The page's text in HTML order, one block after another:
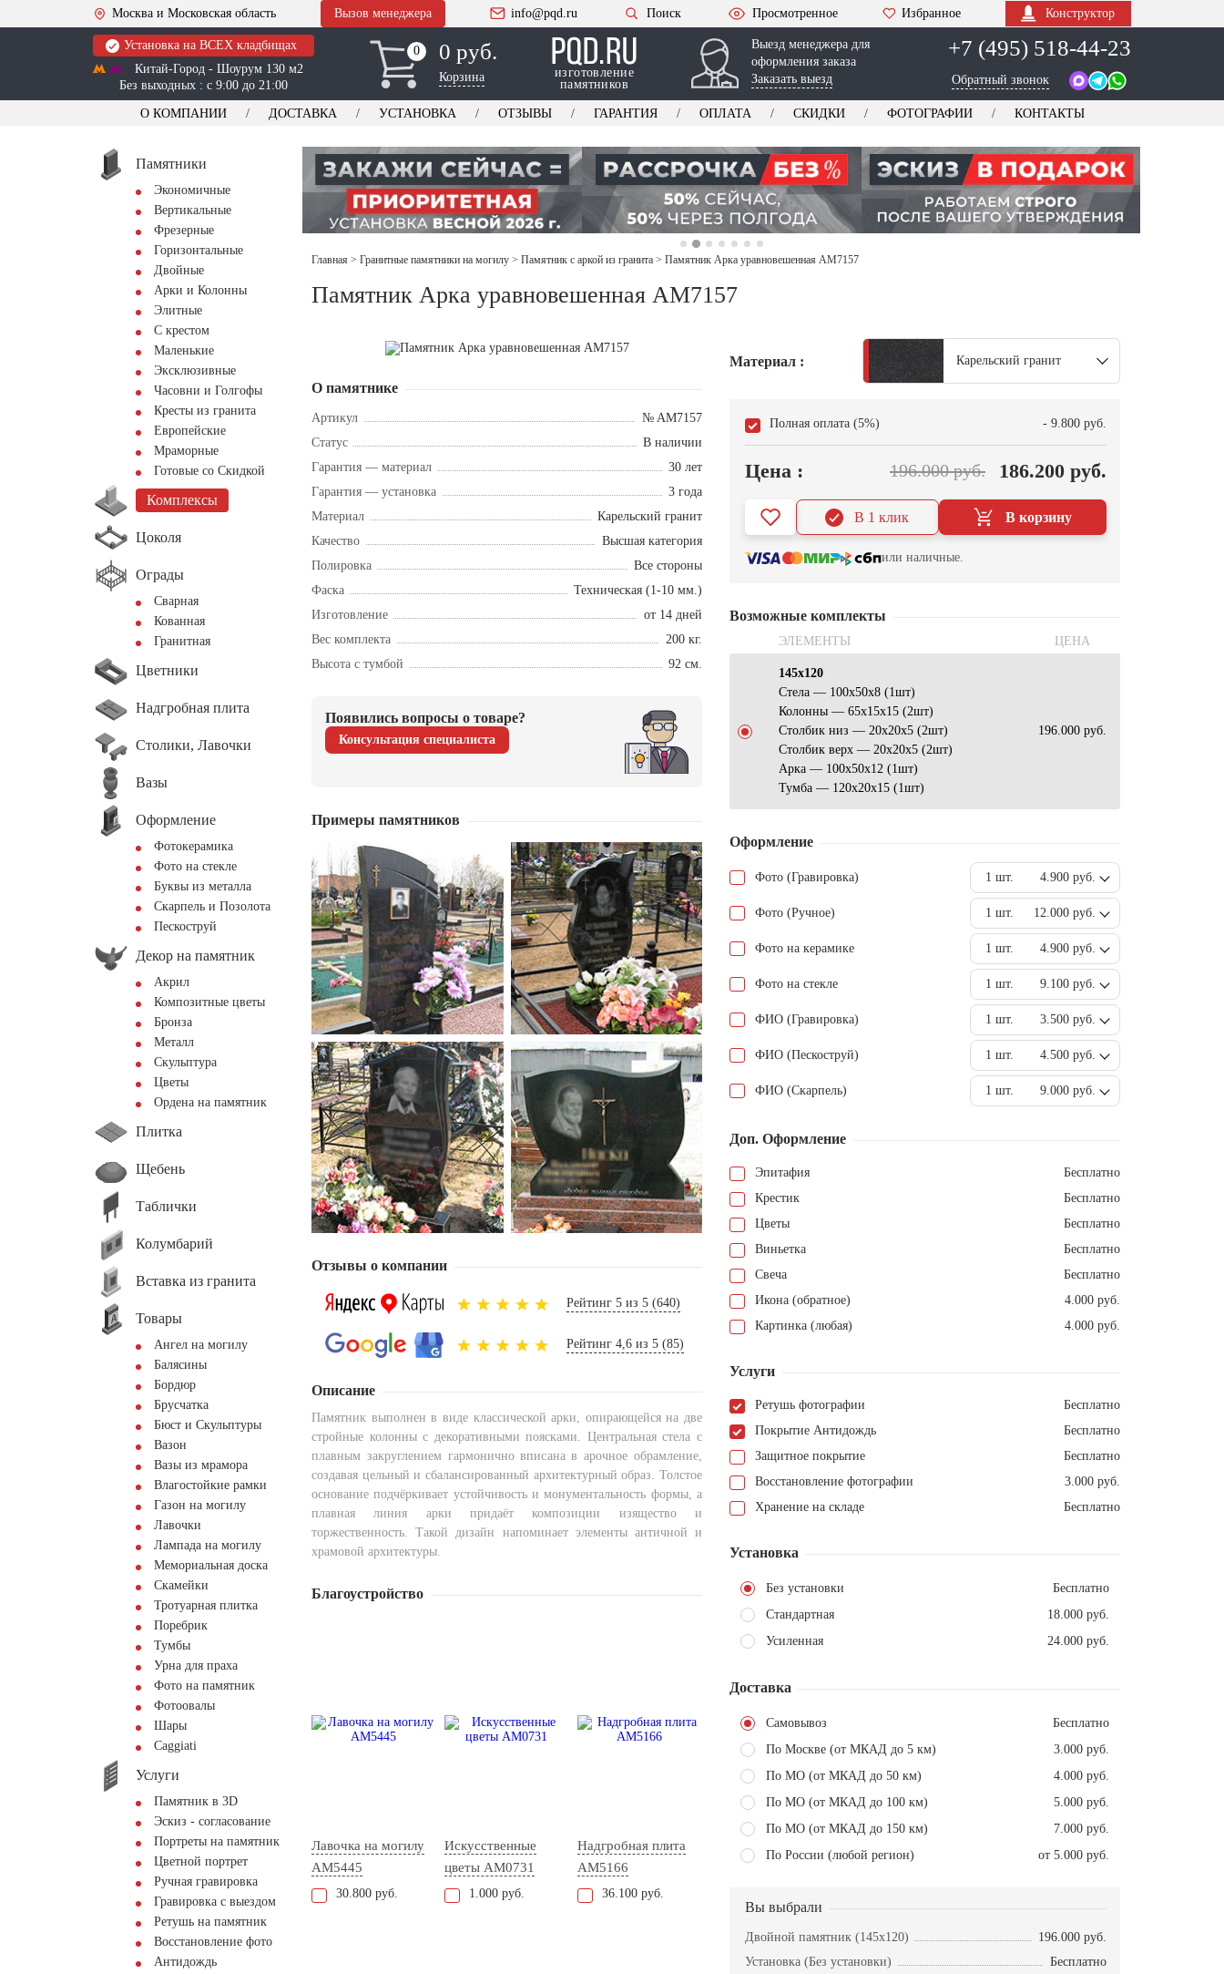
Москва и Московская область Вызов менеджера info@pqd.ru Поиск Просмотренное Избранное Конструктор
Установка на ВСЕХ кладбищах
Китай-Город - Шоурум 130 м2
Без выходных : с 9:00 до 21:00
0
0 0 руб.
Корзина
изготовление
памятников
Выезд менеджера для
оформления заказа
Заказать выезд
+7 (495) 518-44-23
Обратный звонок
О КОМПАНИИ ДОСТАВКА УСТАНОВКА ОТЗЫВЫ ГАРАНТИЯ ОПЛАТА СКИДКИ ФОТОГРАФИИ КОНТАКТЫ
Памятники
Экономичные
Вертикальные
Фрезерные
Горизонтальные
Двойные
Арки и Колонны
Элитные
С крестом
Маленькие
Эксклюзивные
Часовни и Голгофы
Кресты из гранита
Европейские
Мраморные
Готовые со Скидкой
Комплексы
Цоколя
Ограды
Сварная
Кованная
Гранитная
Цветники
Надгробная плита
Столики, Лавочки
Вазы
Оформление
Фотокерамика
Фото на стекле
Буквы из металла
Скарпель и Позолота
Пескоструй
Декор на памятник
Акрил
Композитные цветы
Бронза
Металл
Скульптура
Цветы
Ордена на памятник
Плитка
Щебень
Таблички
Колумбарий
Вставка из гранита
Товары
Ангел на могилу
Балясины
Бордюр
Брусчатка
Бюст и Скульптуры
Вазон
Вазы из мрамора
Влагостойкие рамки
Газон на могилу
Лавочки
Лампада на могилу
Мемориальная доска
Скамейки
Тротуарная плитка
Поребрик
Тумбы
Урна для праха
Фото на памятник
Фотоовалы
Шары
Сaggiati
Услуги
Памятник в 3D
Эскиз - согласование
Портреты на памятник
Цветной портрет
Ручная гравировка
Гравировка с выездом
Ретушь на памятник
Восстановление фото
Антидождь
Главная > Гранитные памятники на могилу > Памятник с аркой из гранита > Памятник Арка уравновешенная AM7157
Памятник Арка уравновешенная AM7157
О памятнике
Артикул
№ AM7157
Статус
В наличии
Гарантия — материал
30 лет
Гарантия — установка
3 года
Материал
Карельский гранит
Качество
Высшая категория
Полировка
Все стороны
Фаска
Техническая (1-10 мм.)
Изготовление
от 14 дней
Вес комплекта
200 кг.
Высота с тумбой
92 см.
Появились вопросы о товаре?
Консультация специалиста
Примеры памятников
Отзывы о компании
Рейтинг 5 из 5 (640)
Рейтинг 4,6 из 5 (85)
Описание
Памятник выполнен в виде классической арки, опирающейся на две
стройные колонны с декоративными поясками. Центральная стела с
плавным закруглением гармонично вписана в арочное обрамление,
создавая цельный и сбалансированный архитектурный образ. Толстое
основание подчёркивает устойчивость и монументальность формы, а
плавная линия арки придаёт композиции изящество и
торжественность. Такой дизайн напоминает элементы античной и
храмовой архитектуры.
Благоустройство
Лавочка на могилу
AM5445
30.800 руб.
Искусственные
цветы AM0731
1.000 руб.
Надгробная плита
AM5166
36.100 руб.
Материал : Карельский гранит
Полная оплата (5%) - 9.800 руб.
Цена : 196.000 руб. 186.200 руб.
В корзину
В 1 клик
или наличные.
Возможные комплекты
ЭЛЕМЕНТЫ ЦЕНА
145х120
Стела — 100х50х8 (1шт)
Колонны — 65х15х15 (2шт)
Столбик низ — 20х20х5 (2шт)
Столбик верх — 20х20х5 (2шт)
Арка — 100х50х12 (1шт)
Тумба — 120х20х15 (1шт)
196.000 руб.
Оформление
Фото (Гравировка) 1 шт. 4.900 руб.
Фото (Ручное) 1 шт. 12.000 руб.
Фото на керамике 1 шт. 4.900 руб.
Фото на стекле 1 шт. 9.100 руб.
ФИО (Гравировка) 1 шт. 3.500 руб.
ФИО (Пескоструй) 1 шт. 4.500 руб.
ФИО (Скарпель) 1 шт. 9.000 руб.
Доп. Оформление
Эпитафия
Бесплатно
Крестик
Бесплатно
Цветы
Бесплатно
Виньетка
Бесплатно
Свеча
Бесплатно
Икона (обратное)
4.000 руб.
Картинка (любая)
4.000 руб.
Услуги
Ретушь фотографии
Бесплатно
Покрытие Антидождь
Бесплатно
Защитное покрытие
Бесплатно
Восстановление фотографии
3.000 руб.
Хранение на складе
Бесплатно
Установка
Без установки
Бесплатно
Стандартная
18.000 руб.
Усиленная
24.000 руб.
Доставка
Самовывоз
Бесплатно
По Москве (от МКАД до 5 км)
3.000 руб.
По МО (от МКАД до 50 км)
4.000 руб.
По МО (от МКАД до 100 км)
5.000 руб.
По МО (от МКАД до 150 км)
7.000 руб.
По России (любой регион)
от 5.000 руб.
Вы выбрали
Двойной памятник (145х120)
196.000 руб.
Установка (Без установки)
Бесплатно